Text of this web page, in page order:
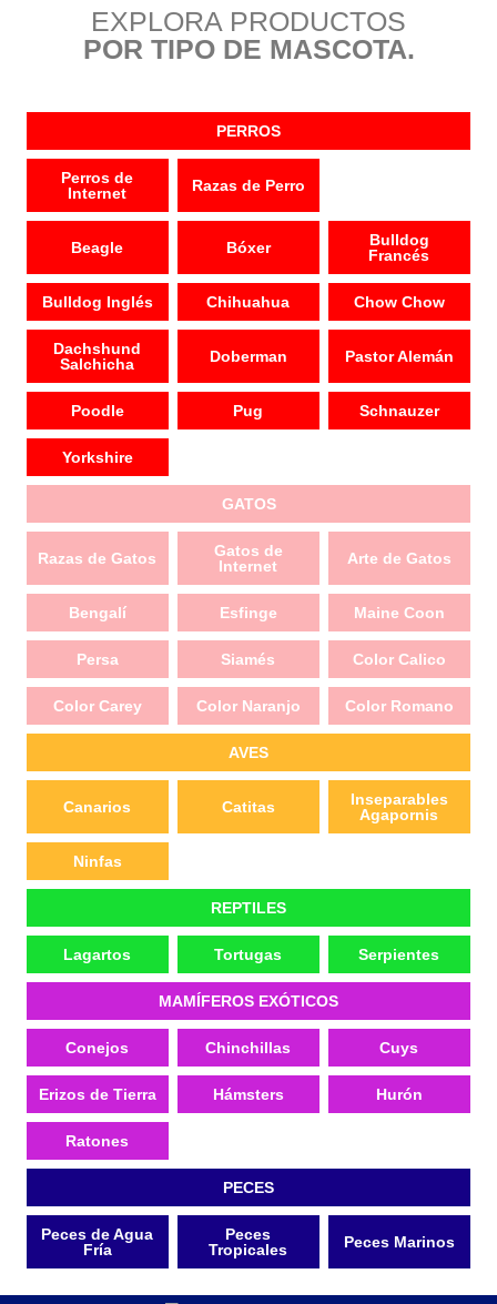
EXPLORA PRODUCTOS
POR TIPO DE MASCOTA.
PERROS
Perros de
Internet
Razas de Perro
Beagle Bóxer
Bulldog
Francés
Bulldog Inglés Chihuahua Chow Chow
Dachshund
Salchicha
Doberman Pastor Alemán
Poodle Pug Schnauzer
Yorkshire
GATOS
Razas de Gatos
Gatos de
Internet
Arte de Gatos
Bengalí Esfinge Maine Coon
Persa Siamés Color Calico
Color Carey Color Naranjo Color Romano
AVES
Canarios Catitas
Inseparables
Agapornis
Ninfas
REPTILES
Lagartos Tortugas Serpientes
MAMÍFEROS EXÓTICOS
Conejos Chinchillas Cuys
Erizos de Tierra Hámsters Hurón
Ratones
PECES
Peces de Agua
Fría
Peces
Tropicales
Peces Marinos